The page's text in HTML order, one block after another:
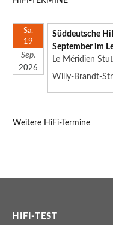
Sa.
19
Sep.
2026
Süddeutsche
September im
Le Méridien
Willy-Brandt-
Weitere HiFi-Termine
HIFI-TEST